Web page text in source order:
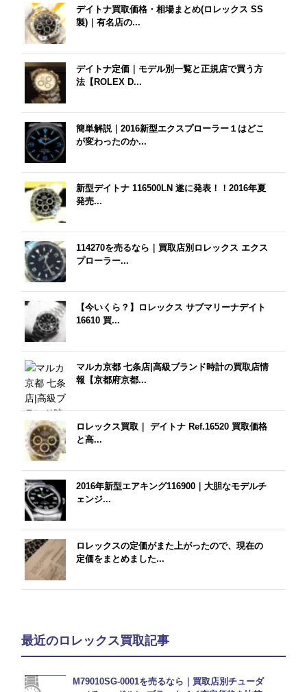
デイトナ買取価格・相場まとめ(ロレックス SS
製)｜有名店の...
デイトナ定価｜モデル別一覧と正規店で買う方
法【ROLEX D...
簡単解説｜2016新型エクスプローラー１はどこ
が変わったのか...
新型デイトナ 116500LN 遂に発表！！2016年夏
発売...
114270を売るなら｜買取店別ロレックス エクス
プローラー...
【今いくら？】ロレックス サブマリーナデイト
16610 買...
マルカ京都 七条店|高級ブランド時計の買取店情
報【京都府京都...
ロレックス買取｜ デイトナ Ref.16520 買取価格
と高...
2016年新型エアキング116900｜大胆なモデルチ
ェンジ...
ロレックスの定価がまた上がったので、現在の
定価をまとめました...
最近のロレックス買取記事
M79010SG-0001を売るなら｜買取店別チューダ